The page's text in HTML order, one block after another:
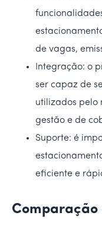
de vagas,
Integração: o
ser capaz de
utilizados pelo
gestão e de
Suporte: é
eficiente e
Comparação